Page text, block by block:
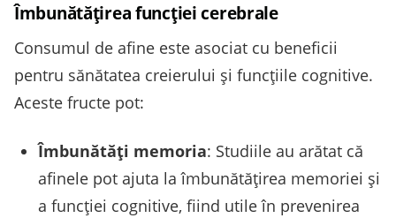
Îmbunătățirea funcției cerebrale
Consumul de afine este asociat cu beneficii
pentru sănătatea creierului și funcțiile cognitive.
Aceste fructe pot:
Îmbunătăți memoria: Studiile au arătat că
afinele pot ajuta la îmbunătățirea memoriei și
a funcției cognitive, fiind utile în prevenirea